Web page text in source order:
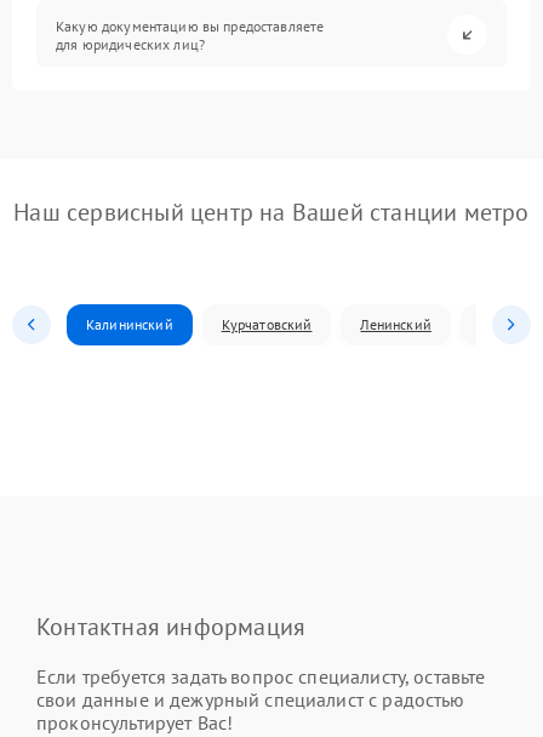
Какую документацию вы предоставляете
для юридических лиц?
Наш сервисный центр на Вашей станции метро
Калининский Курчатовский Ленинский
Контактная информация
Если требуется задать вопрос специалисту, оставьте
свои данные и дежурный специалист с радостью
проконсультирует Вас!